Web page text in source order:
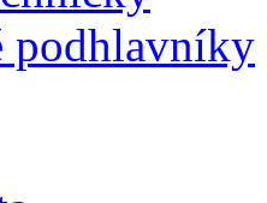
podhlavníky